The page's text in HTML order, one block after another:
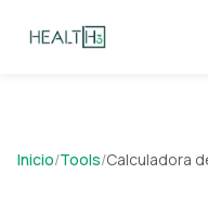
Inicio/Tools/Calculadora